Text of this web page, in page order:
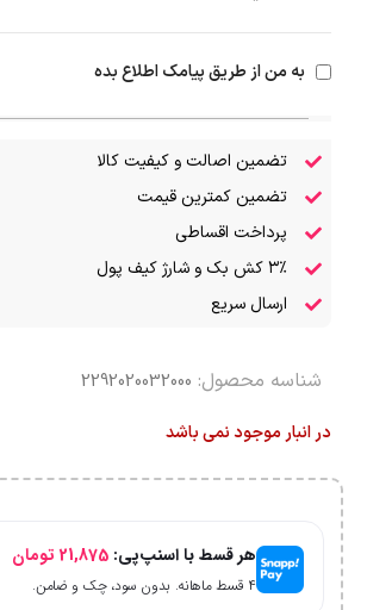
به من از طریق پیامک اطلاع بده
تضمین اصالت و کیفیت کالا
تضمین کمترین قیمت
پرداخت اقساطی
۳٪ کش بک و شارژ کیف پول
ارسال سریع
شناسه محصول: 2292020032000
در انبار موجود نمی باشد
هر قسط با اسنپ‌پی: 21,875 تومان
۴ قسط ماهانه. بدون سود، چک و ضامن.